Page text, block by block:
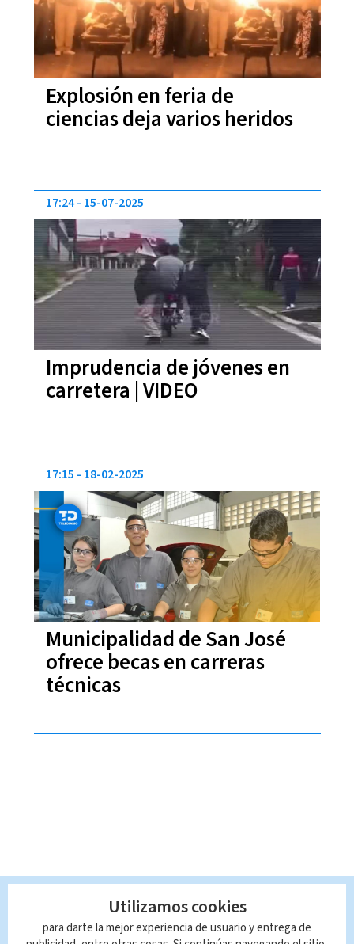
Explosión en feria de
ciencias deja varios heridos
Imprudencia de jóvenes en
carretera | VIDEO
17:24 15-07-2025
Municipalidad de San José
ofrece becas en carreras
técnicas
17:15 18-02-2025
Utilizamos cookies
para darte la mejor experiencia de usuario y entrega de